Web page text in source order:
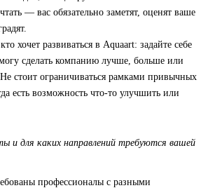
— вас обязательно заметят, оценят ваше
хочет развиваться в Aquaart: задайте себе
сделать компанию лучше, больше или
стоит ограничиваться рамками привычных
есть возможность что-то улучшить или
и для каких направлений требуются вашей
профессионалы с разными